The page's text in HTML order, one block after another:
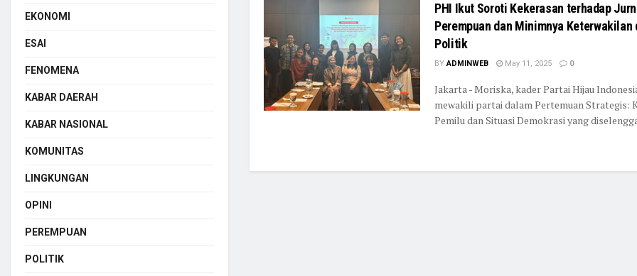
PHI Ikut Soroti Kekerasan terhadap
Perempuan dan Minimnya Keterwakilan
Politik
BY ADMINWEB May 11, 2025 0
Jakarta - Moriska, kader Partai Hijau
mewakili partai dalam Pertemuan Strategis:
Pemilu dan Situasi Demokrasi yang
EKONOMI
ESAI
FENOMENA
KABAR DAERAH
KABAR NASIONAL
KOMUNITAS
LINGKUNGAN
OPINI
PEREMPUAN
POLITIK